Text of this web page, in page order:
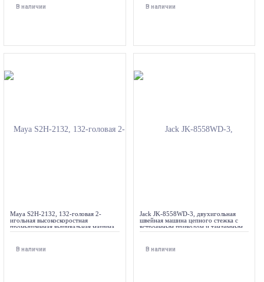
В наличии В наличии
Maya S2H-2132, 132-головая 2-
игольная высокоскоростная
промышленная вышивальная машина
шиффли, рабочее поле 7 785 х 1 530
В наличии
Jack JK-8558WD-3, двухигольная
швейная машина цепного стежка с
встроенным приводом и тандемным
расположением игл, для средних
В наличии